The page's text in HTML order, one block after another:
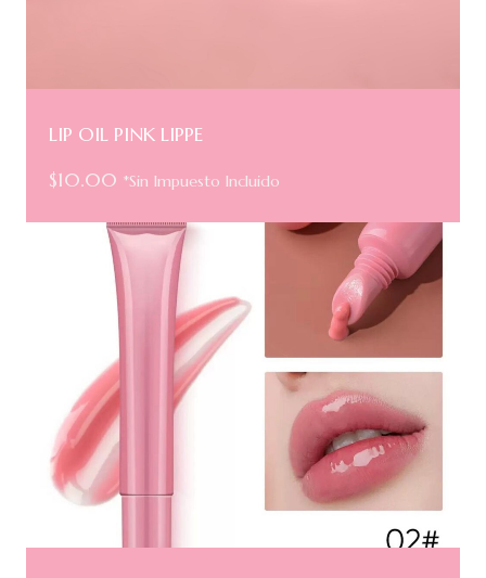
LIP OIL PINK LIPPE
$10.00 *Sin Impuesto Incluido